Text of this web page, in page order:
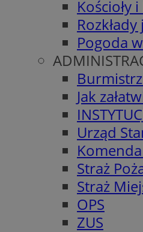
Kościoły
Pogoda
Jak
Urząd
Straż
Straż
OPS
ZUS